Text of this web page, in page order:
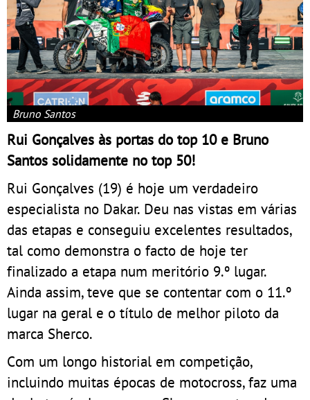
Bruno Santos
Rui Gonçalves às portas do top 10 e Bruno
Santos solidamente no top 50!
Rui Gonçalves (19) é hoje um verdadeiro
especialista no Dakar. Deu nas vistas em várias
das etapas e conseguiu excelentes resultados,
tal como demonstra o facto de hoje ter
finalizado a etapa num meritório 9.º lugar.
Ainda assim, teve que se contentar com o 11.º
lugar na geral e o título de melhor piloto da
marca Sherco.
Com um longo historial em competição,
incluindo muitas épocas de motocross, faz uma